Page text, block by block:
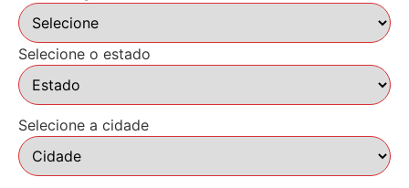
Selecione o estado
Selecione a cidade